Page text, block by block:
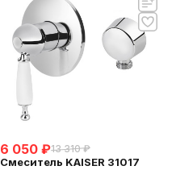
6 050 ₽13 310 ₽
Смеситель KAISER 31017